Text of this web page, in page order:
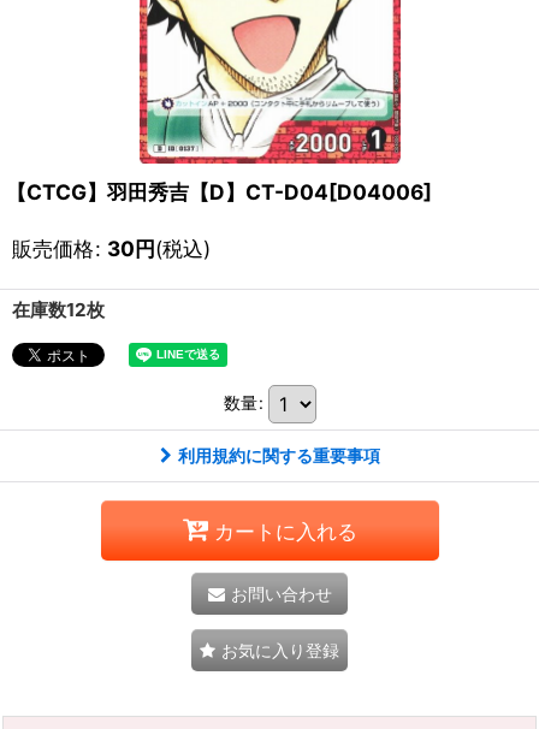
【CTCG】羽田秀吉【D】CT-D04[D04006]
販売価格: 30円(税込)
在庫数12枚
数量:
利用規約に関する重要事項
カートに入れる
お問い合わせ
お気に入り登録